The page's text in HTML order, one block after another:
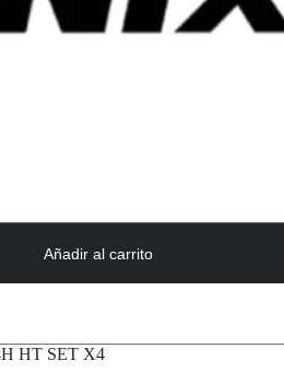
Añadir al carrito
HT SET X4